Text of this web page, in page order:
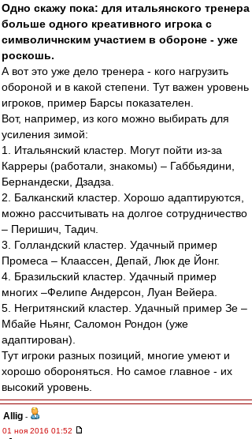
Одно скажу пока: для итальянского тренера
больше одного креативного игрока с
символичнским участием в обороне - уже
роскошь.
А вот это уже дело тренера - кого нагрузить
обороной и в какой степени. Тут важен уровень
игроков, пример Барсы показателен.
Вот, например, из кого можно выбирать для
усиления зимой:
1. Итальянский кластер. Могут пойти из-за
Карреры (работали, знакомы) – Габбьядини,
Бернандески, Дзадза.
2. Балканский кластер. Хорошо адаптируются,
можно рассчитывать на долгое сотрудничество
– Перишич, Тадич.
3. Голландский кластер. Удачный пример
Промеса – Клаассен, Депай, Люк де Йонг.
4. Бразильский кластер. Удачный пример
многих –Фелипе Андерсон, Луан Вейера.
5. Негритянский кластер. Удачный пример Зе –
Мбайе Ньянг, Саломон Рондон (уже
адаптирован).
Тут игроки разных позиций, многие умеют и
хорошо обороняться. Но самое главное - их
высокий уровень.
Allig -
01 ноя 2016 01:52